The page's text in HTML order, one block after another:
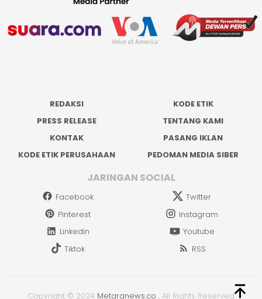
REDAKSI
KODE ETIK
PRESS RELEASE
TENTANG KAMI
KONTAK
PASANG IKLAN
KODE ETIK PERUSAHAAN
PEDOMAN MEDIA SIBER
JARINGAN SOCIAL
Facebook
Twitter
Pinterest
Instagram
Linkedin
Youtube
Tiktok
RSS
Copyright © 2024 Metaranews.co . All Rights Reserved